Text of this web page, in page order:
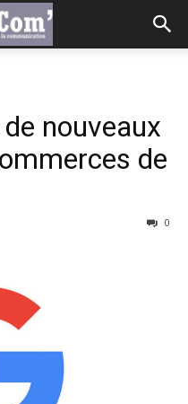
nouveaux
de
0